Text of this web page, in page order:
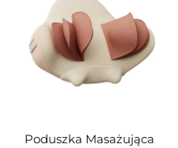
Poduszka Masażująca